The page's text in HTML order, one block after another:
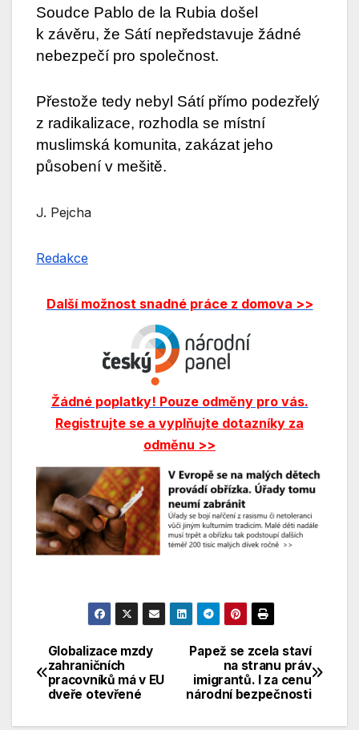
Soudce Pablo de la Rubia došel
k závěru, že Sátí nepředstavuje žádné
nebezpečí pro společnost.
Přestože tedy nebyl Sátí přímo podezřelý
z radikalizace, rozhodla se místní
muslimská komunita, zakázat jeho
působení v mešitě.
J. Pejcha
Redakce
Další možnost snadné práce z domova >>
Žádné poplatky! Pouze odměny pro vás.
Registrujte se a vyplňujte dotazníky za
odměnu >>
Navigace
pro
Papež se zcela staví
na stranu práv
imigrantů. I za cenu
národní bezpečnosti
Globalizace mzdy
zahraničních
pracovníků má v EU
dveře otevřené